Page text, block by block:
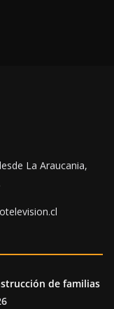
La Araucania,
de familias